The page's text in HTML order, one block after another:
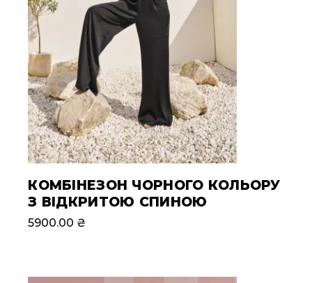
КОМБІНЕЗОН ЧОРНОГО КОЛЬОРУ
З ВІДКРИТОЮ СПИНОЮ
5900.00 ₴